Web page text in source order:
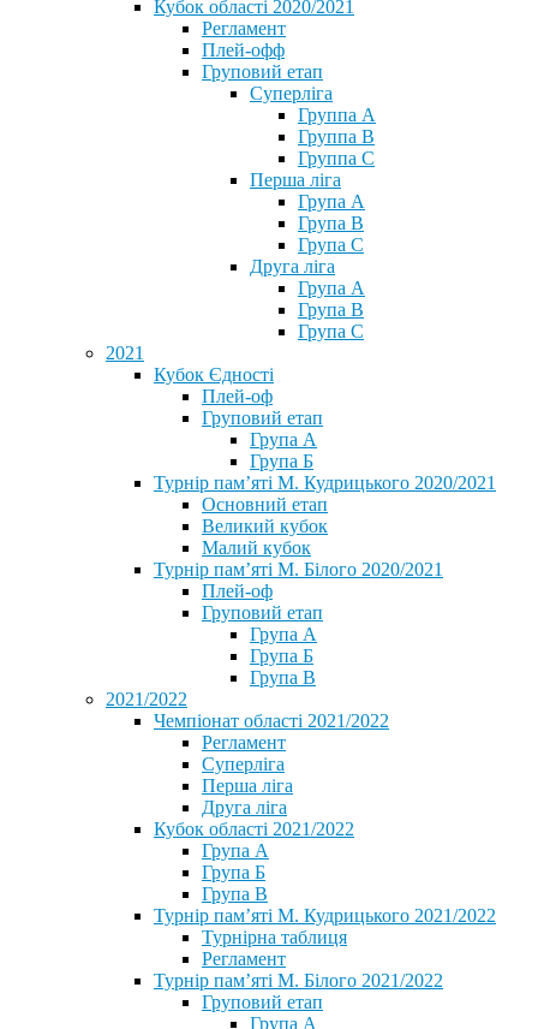
Кубок області 2020/2021
Регламент
Плей-офф
Груповий етап
Суперліга
Группа A
Группа B
Группа C
Перша ліга
Група A
Група B
Група C
Друга ліга
Група A
Група B
Група C
2021
Кубок Єдності
Плей-оф
Груповий етап
Група А
Група Б
Турнір пам’яті М. Кудрицького 2020/2021
Основний етап
Великий кубок
Малий кубок
Турнір пам’яті М. Білого 2020/2021
Плей-оф
Груповий етап
Група А
Група Б
Група В
2021/2022
Чемпіонат області 2021/2022
Регламент
Суперліга
Перша ліга
Друга ліга
Кубок області 2021/2022
Група А
Група Б
Група В
Турнір пам’яті М. Кудрицького 2021/2022
Турнірна таблиця
Регламент
Турнір пам’яті М. Білого 2021/2022
Груповий етап
Група А